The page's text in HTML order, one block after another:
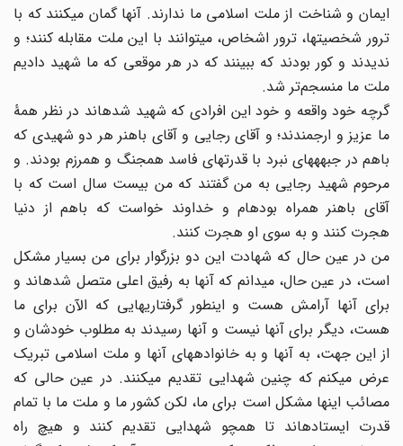
ایمان و شناخت از ملت اسلامی ما ندارند. آنها گمان می‏کنند که با
ترور شخصیتها، ترور اشخاص، می‏توانند با این ملت مقابله کنند؛ و
ندیدند و کور بودند که ببینند که در هر موقعی که ما شهید دادیم
ملت ما منسجم‌تر شد.
گرچه خود واقعه و خود این افرادی که شهید شده‏اند در نظر همۀ
ما عزیز و ارجمندند؛ و آقای رجایی و آقای باهنر هر دو شهیدی که
باهم در جبهه‏های نبرد با قدرتهای فاسد همجنگ و همرزم بودند. و
مرحوم شهید رجایی به من گفتند که من بیست سال است که با
آقای باهنر همراه بوده‏ام و خداوند خواست که باهم از دنیا
هجرت کنند و به سوی او هجرت کنند.
من در عین حال که شهادت این دو بزرگوار برای من بسیار مشکل
است، در عین حال، می‏دانم که آنها به رفیق اعلی متصل شده‏اند و
برای آنها آرامش هست و این‏طور گرفتاریهایی که الآن برای ما
هست، دیگر برای آنها نیست و آنها رسیدند به مطلوب خودشان و
از این جهت، به آنها و به خانواده‏های آنها و ملت اسلامی تبریک
عرض می‏کنم که چنین شهدایی تقدیم می‏کنند. در عین حالی که
مصائب اینها مشکل است برای ما، لکن کشور ما و ملت ما با تمام
قدرت ایستاده‏اند تا همچو شهدایی تقدیم کنند و هیچ راه